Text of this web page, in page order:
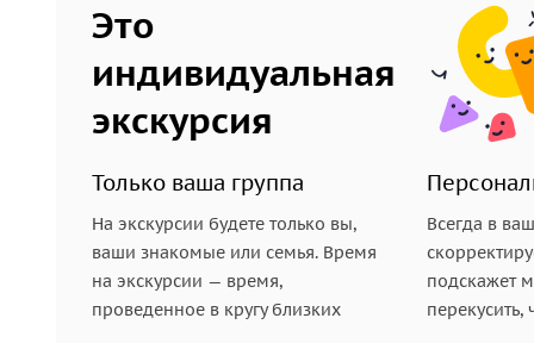
Это
индивидуальная
экскурсия
Только ваша группа
На экскурсии будете только вы,
ваши знакомые или семья. Время
на экскурсии — время,
проведенное в кругу близких
Всегда в
подскажет
перекусить,